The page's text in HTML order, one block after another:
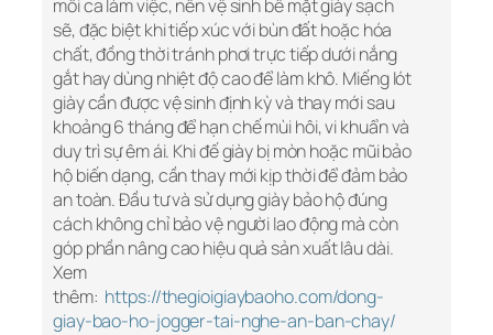
mỗi ca làm việc, nên vệ sinh bề mặt giày sạch
sẽ, đặc biệt khi tiếp xúc với bùn đất hoặc hóa
chất, đồng thời tránh phơi trực tiếp dưới nắng
gắt hay dùng nhiệt độ cao để làm khô. Miếng lót
giày cần được vệ sinh định kỳ và thay mới sau
khoảng 6 tháng để hạn chế mùi hôi, vi khuẩn và
duy trì sự êm ái. Khi đế giày bị mòn hoặc mũi bảo
hộ biến dạng, cần thay mới kịp thời để đảm bảo
an toàn. Đầu tư và sử dụng giày bảo hộ đúng
cách không chỉ bảo vệ người lao động mà còn
góp phần nâng cao hiệu quả sản xuất lâu dài.
Xem
thêm: https://thegioigiaybaoho.com/dong-
giay-bao-ho-jogger-tai-nghe-an-ban-chay/